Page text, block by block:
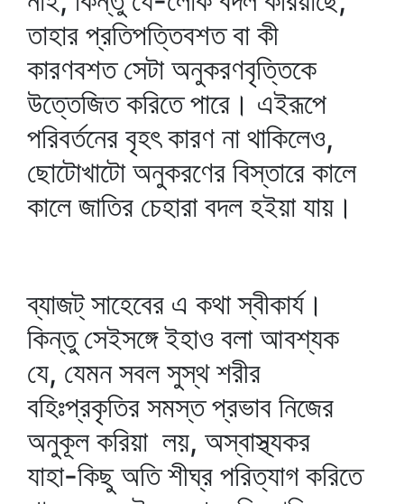
তাহার প্রতিপত্তিবশত বা কী
কারণবশত সেটা অনুকরণবৃত্তিকে
উত্তেজিত করিতে পারে। এইরূপে
পরিবর্তনের বৃহৎ কারণ না থাকিলেও,
ছোটোখাটো অনুকরণের বিস্তারে কালে
কালে জাতির চেহারা বদল হইয়া যায়।
ব্যাজট্‌ সাহেবের এ কথা স্বীকার্য।
কিন্তু সেইসঙ্গে ইহাও বলা আবশ্যক
যে, যেমন সবল সুস্থ শরীর
বহিঃপ্রকৃতির সমস্ত প্রভাব নিজের
অনুকূল করিয়া লয়, অস্বাস্থ্যকর
যাহা-কিছু অতি শীঘ্র পরিত্যাগ করিতে